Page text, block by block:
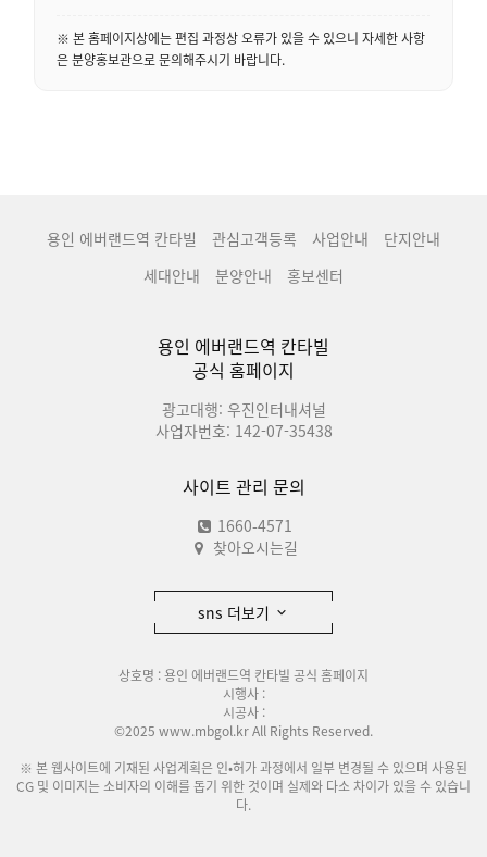
※ 본 홈페이지상에는 편집 과정상 오류가 있을 수 있으니 자세한 사항
은 분양홍보관으로 문의해주시기 바랍니다.
용인 에버랜드역 칸타빌 관심고객등록 사업안내
단지안내
세대안내
분양안내 홍보센터
용인 에버랜드역 칸타빌
공식 홈페이지
광고대행: 우진인터내셔널
사업자번호: 142-07-35438
사이트 관리 문의
1660-4571
찾아오시는길
sns 더보기
상호명 : 용인 에버랜드역 칸타빌 공식 홈페이지
시행사 :
시공사 :
©2025 www.mbgol.kr All Rights Reserved.
※ 본 웹사이트에 기재된 사업계획은 인•허가 과정에서 일부 변경될 수 있으며 사용된
CG 및 이미지는 소비자의 이해를 돕기 위한 것이며 실제와 다소 차이가 있을 수 있습니
다.